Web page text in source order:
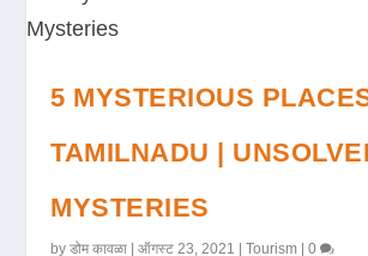
5 MYSTERIOUS
TAMILNADU |
MYSTERIES
byडोम कावळा |ऑगस्ट 23, 2021 |Tourism |0